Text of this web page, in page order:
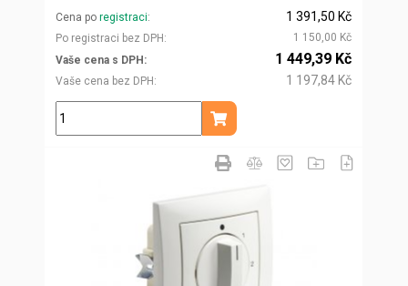
Cena po registraci
Po registraci bez DPH
1 391,50 Kč
1 150,00 Kč
Vaše cena s DPH
Vaše cena bez DPH
1 449,39 Kč
1 197,84 Kč
ks
Přidat do košíku